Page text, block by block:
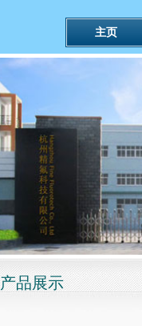
主页
产品展示